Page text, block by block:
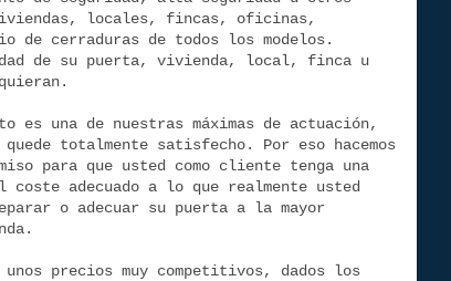
viviendas, locales, fincas, oficinas,
de cerraduras de todos los modelos.
de su puerta, vivienda, local, finca u
es una de nuestras máximas de actuación,
totalmente satisfecho. Por eso hacemos
para que usted como cliente tenga una
adecuado a lo que realmente usted
o adecuar su puerta a la mayor
unos precios muy competitivos, dados los